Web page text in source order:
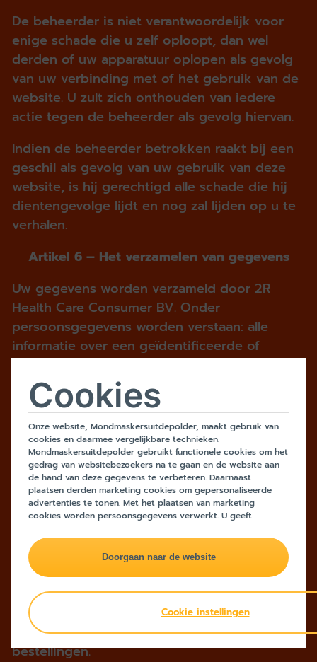
De beheerder is niet verantwoordelijk voor
enige schade die u zelf oploopt, dan wel
derden of uw apparatuur oplopen als gevolg
van uw verbinding met of het gebruik van de
website. U zult zich onthouden van iedere
actie tegen de beheerder als gevolg hiervan.
Indien de beheerder betrokken raakt bij een
geschil als gevolg van uw gebruik van deze
website, is hij gerechtigd alle schade die hij
dientengevolge lijdt en nog zal lijden op u te
verhalen.
Artikel 6 – Het verzamelen van gegevens
Uw gegevens worden verzameld door 2R
Health Care Consumer BV. Onder
persoonsgegevens worden verstaan: alle
informatie over een geïdentificeerde of
identificeerbare natuurlijke persoon; als
identificeerbaar wordt beschouwd een
natuurlijke persoon die direct of indirect kan
worden geïdentificeerd, met name aan de
hand van een identificator zoals een naam,
een identificatienummer, locatiegegevens, een
online identificator of een of meer elementen
die kenmerkend zijn voor de fysieke,
fysiologische, genetische, psychische,
economische, culturele of sociale identiteit.
De persoonsgegevens die op de website
worden verzameld worden hoofdzakelijk
gebruikt door de beheerder voor het
onderhouden van relaties met u en indien aan
de orde voor het verwerken van uw
bestellingen.
Cookies
Onze website, Mondmaskersuitdepolder, maakt gebruik van
cookies en daarmee vergelijkbare technieken.
Mondmaskersuitdepolder gebruikt functionele cookies om het
gedrag van websitebezoekers na te gaan en de website aan
de hand van deze gegevens te verbeteren. Daarnaast
plaatsen derden marketing cookies om gepersonaliseerde
advertenties te tonen. Met het plaatsen van marketing
cookies worden persoonsgegevens verwerkt. U geeft
naar de website' klikt. Wilt u niet alle cookies accepteren?
Dan kunt u dit op ieder moment aanpassen in de
Lees voor meer informatie onze
Cookie instellingen